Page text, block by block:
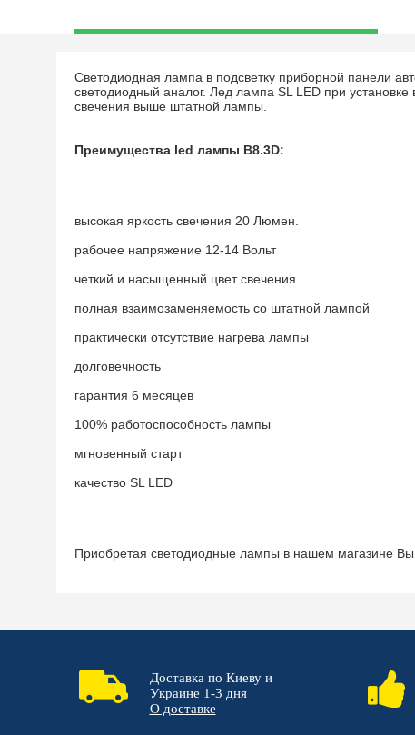
Светодиодная лампа в подсветку приборной панели
светодиодный аналог. Лед лампа SL LED при
свечения выше штатной лампы.
Преимущества led лампы B8.3D:
высокая яркость свечения 20 Люмен.
рабочее напряжение 12-14 Вольт
четкий и насыщенный цвет свечения
полная взаимозаменяемость со штатной лампой
практически отсутствие нагрева лампы
долговечность
гарантия 6 месяцев
100% работоспособность лампы
мгновенный старт
качество SL LED
Приобретая светодиодные лампы в нашем магазине Вы
Доставка по Киеву и
Украине 1-3 дня
О доставке